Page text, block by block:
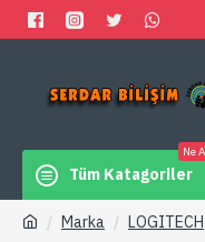
Tüm Katagoriler
Ne
Marka LOGITECH